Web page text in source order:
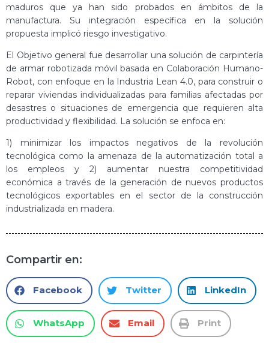
maduros que ya han sido probados en ámbitos de la
manufactura. Su integración específica en la solución
propuesta implicó riesgo investigativo.
El Objetivo general fue desarrollar una solución de carpintería
de armar robotizada móvil basada en Colaboración Humano-
Robot, con enfoque en la Industria Lean 4.0, para construir o
reparar viviendas individualizadas para familias afectadas por
desastres o situaciones de emergencia que requieren alta
productividad y flexibilidad. La solución se enfoca en:
1) minimizar los impactos negativos de la revolución
tecnológica como la amenaza de la automatización total a
los empleos y 2) aumentar nuestra competitividad
económica a través de la generación de nuevos productos
tecnológicos exportables en el sector de la construcción
industrializada en madera.
Compartir en:
Facebook Twitter LinkedIn
WhatsApp Email Print